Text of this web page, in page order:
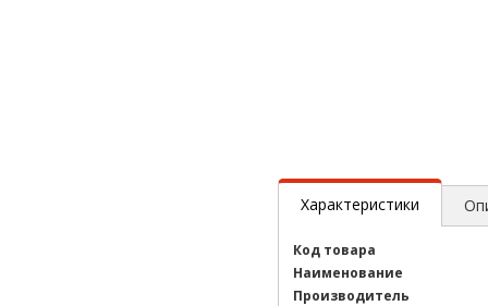
Характеристики
Код товара
Наименование
Производитель